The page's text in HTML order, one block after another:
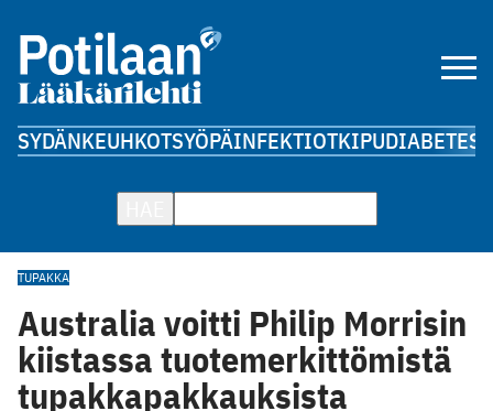
SYDÄNKEUHKOTSYÖPÄINFEKTIOTKIPUDIABETES
TUPAKKA
Australia voitti Philip Morrisin
kiistassa tuotemerkittömistä
tupakkapakkauksista